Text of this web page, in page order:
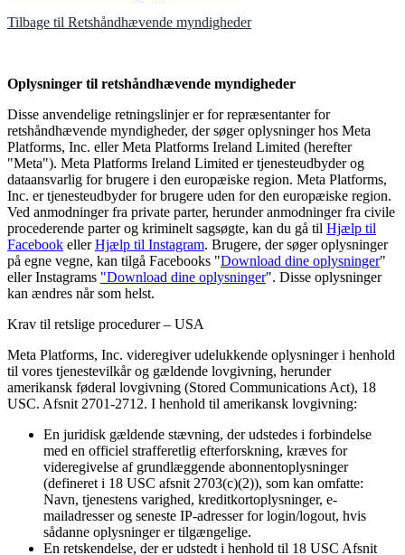
Tilbage til Retshåndhævende myndigheder
Oplysninger til retshåndhævende myndigheder
Disse anvendelige retningslinjer er for repræsentanter for
retshåndhævende myndigheder, der søger oplysninger hos Meta
Platforms, Inc. eller Meta Platforms Ireland Limited (herefter
"Meta"). Meta Platforms Ireland Limited er tjenesteudbyder og
dataansvarlig for brugere i den europæiske region. Meta Platforms,
Inc. er tjenesteudbyder for brugere uden for den europæiske region.
Ved anmodninger fra private parter, herunder anmodninger fra civile
procederende parter og kriminelt sagsøgte, kan du gå til Hjælp til
Facebook ellerHjælp til Instagram. Brugere, der søger oplysninger
på egne vegne, kan tilgå Facebooks "Download dine oplysninger"
eller Instagrams "Download dine oplysninger". Disse oplysninger
kan ændres når som helst.
Krav til retslige procedurer – USA
Meta Platforms, Inc. videregiver udelukkende oplysninger i henhold
til vores tjenestevilkår og gældende lovgivning, herunder
amerikansk føderal lovgivning (Stored Communications Act), 18
USC. Afsnit 2701-2712. I henhold til amerikansk lovgivning:
En juridisk gældende stævning, der udstedes i forbindelse
med en officiel strafferetlig efterforskning, kræves for
videregivelse af grundlæggende abonnentoplysninger
(defineret i 18 USC afsnit 2703(c)(2)), som kan omfatte:
Navn, tjenestens varighed, kreditkortoplysninger, e-
mailadresser og seneste IP-adresser for login/logout, hvis
sådanne oplysninger er tilgængelige.
En retskendelse, der er udstedt i henhold til 18 USC Afsnit